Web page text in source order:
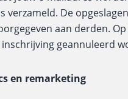
verzameld. De
aan derden. Op
geannuleerd
en remarketing